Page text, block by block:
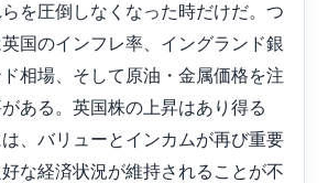
を圧倒しなくなった時だけだ。つ
国のインフレ率、イングランド銀
相場、そして原油・金属価格を注
ある。英国株の上昇はあり得る
、バリューとインカムが再び重要
な経済状況が維持されることが不